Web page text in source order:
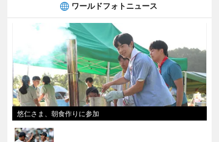
ワールドフォトニュース
悠仁さま、朝食作りに参加